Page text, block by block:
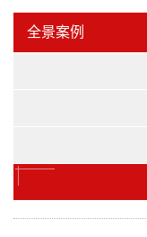
全景案例